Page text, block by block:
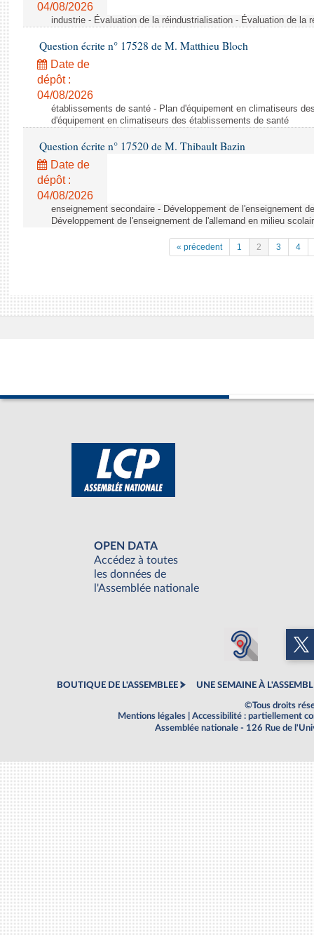
04/08/2026
industrie - Évaluation de la réindustrialisation - Évaluation de la
Question écrite n° 17528 de M. Matthieu Bloch
Date de
dépôt :
04/08/2026
établissements de santé - Plan d'équipement en climatiseurs
d'équipement en climatiseurs des établissements de santé
Question écrite n° 17520 de M. Thibault Bazin
Date de
dépôt :
04/08/2026
enseignement secondaire - Développement de l'enseignement
Développement de l'enseignement de l'allemand en milieu
« précedent 1 2 3 4
OPEN DATA
Accédez à toutes
les données de
l'Assemblée nationale
BOUTIQUE DE L'ASSEMBLEE UNE SEMAINE À
©Tous droits
Mentions légales
Accessibilité : partiellement
Assemblée nationale - 126 Rue de